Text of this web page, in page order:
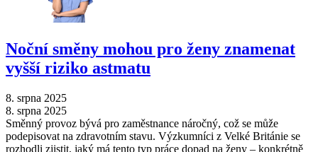
Noční směny mohou pro ženy znamenat
vyšší riziko astmatu
8. srpna 2025
8. srpna 2025
Směnný provoz bývá pro zaměstnance náročný, což se může
podepisovat na zdravotním stavu. Výzkumníci z Velké Británie se
rozhodli zjistit, jaký má tento typ práce dopad na ženy –⁠ konkrétně